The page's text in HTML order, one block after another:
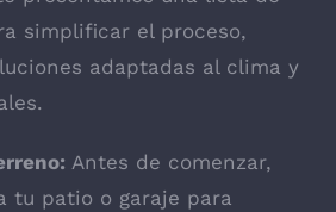
simplificar el proceso,
adaptadas al clima y
Antes de comenzar,
tu patio o garaje para